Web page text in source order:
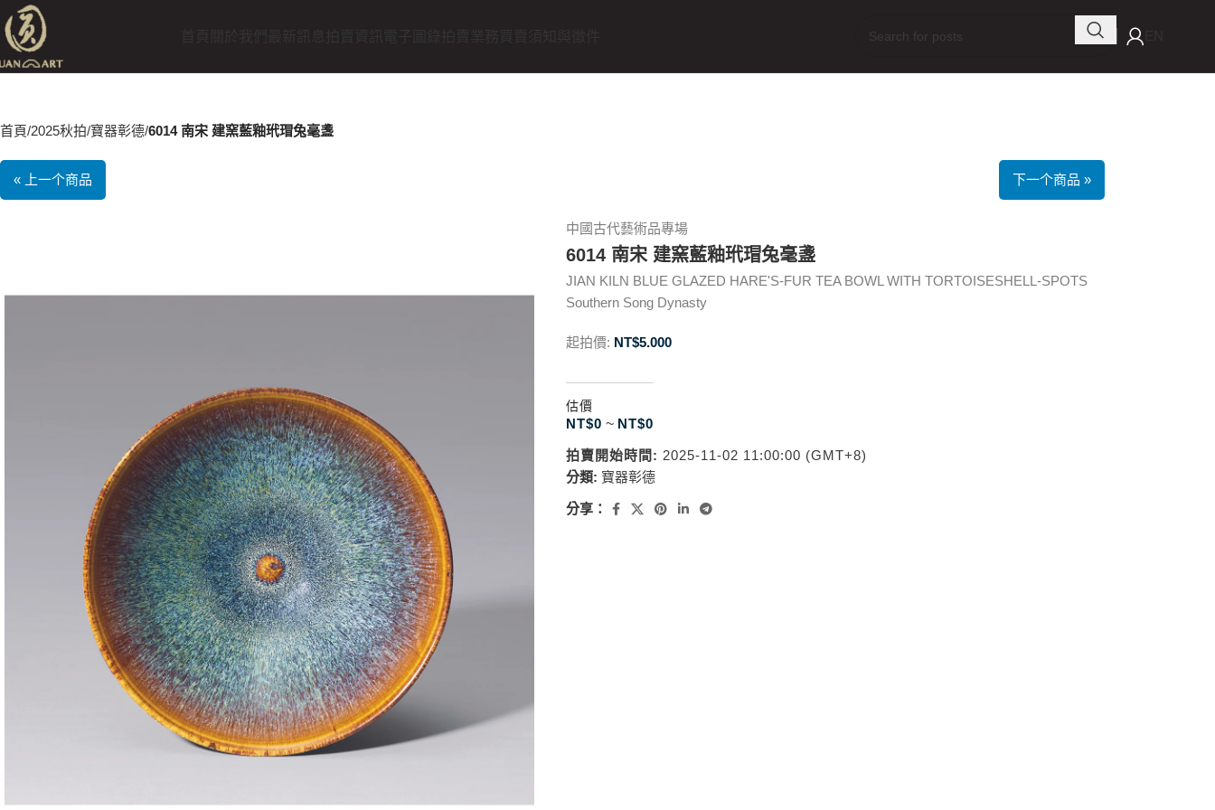
首頁 2025秋拍 寶器彰德 6014 南宋 建窯藍釉玳瑁兔毫盞
« 上一个商品 下一个商品 »
中國古代藝術品專場
6014 南宋 建窯藍釉玳瑁兔毫盞
JIAN KILN BLUE GLAZED HARE'S-FUR TEA BOWL WITH TORTOISESHELL-SPOTS
Southern Song Dynasty
起拍價: NT$5.000
估價
NT$0 ~ NT$0
拍賣開始時間: 2025-11-02 11:00:00 (GMT+8)
分類: 寶器彰德
分享：